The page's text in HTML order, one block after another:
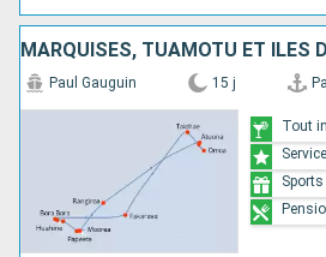
Paul Gauguin 15 j
Tout